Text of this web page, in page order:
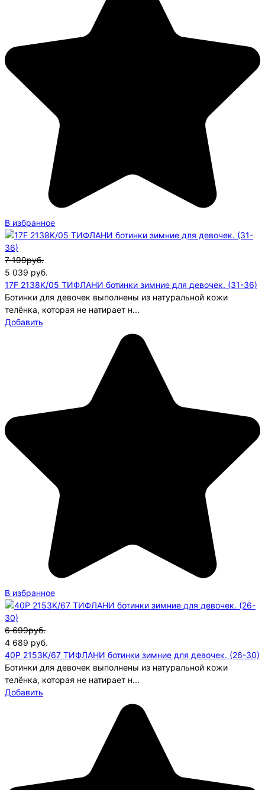
В избранное
7 199руб.
5 039 руб.
17F 2138K/05 ТИФЛАНИ ботинки зимние для девочек. (31-36)
Ботинки для девочек выполнены из натуральной кожи
телёнка, которая не натирает н...
Добавить
В избранное
6 699руб.
4 689 руб.
40P 2153K/67 ТИФЛАНИ ботинки зимние для девочек. (26-30)
Ботинки для девочек выполнены из натуральной кожи
телёнка, которая не натирает н...
Добавить